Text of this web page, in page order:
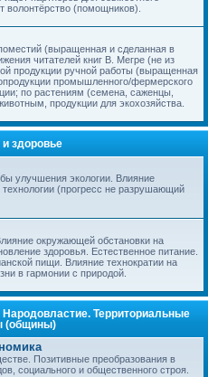
волонтёрство (помощников).
(выращенная и сделанная в
читателей книг В. Мегре (не из
продукции ручной работы (выращенная
промышленного/фермерского
по растениям (семена, саженцы,
продукции для экохозяйства.
здоровье
улучшения экологии. Влияние
(прогресс не разрушающий
окружающей обстановки на
здоровья. Естественное питание.
пищи. Влияние технократии на
в гармонии с природой.
Территориальные
(общины)
Позитивные преобразования в
социального и общественного строя.